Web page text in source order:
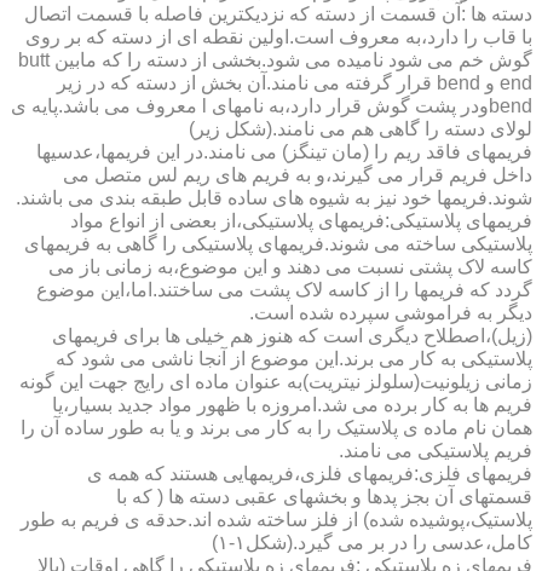
دسته ها :آن قسمت از دسته که نزدیکترین فاصله با قسمت اتصال
با قاب را دارد،به معروف است.اولین نقطه ای از دسته که بر روی
گوش خم می شود نامیده می شود.بخشی از دسته را که مابین butt
end و bend قرار گرفته می نامند.آن بخش از دسته که در زیر
bendودر پشت گوش قرار دارد،به نامهای l معروف می باشد.پایه ی
لولای دسته را گاهی هم می نامند.(شکل زیر)
فریمهای فاقد ریم را (مان تینگز) می نامند.در این فریمها،عدسیها
داخل فریم قرار می گیرند،و به فریم های ریم لس متصل می
شوند.فریمها خود نیز به شیوه های ساده قابل طبقه بندی می باشند.
فریمهای پلاستیکی:فریمهای پلاستیکی،از بعضی از انواع مواد
پلاستیکی ساخته می شوند.فریمهای پلاستیکی را گاهی به فریمهای
کاسه لاک پشتی نسبت می دهند و این موضوع،به زمانی باز می
گردد که فریمها را از کاسه لاک پشت می ساختند.اما،این موضوع
دیگر به فراموشی سپرده شده است.
(زیل)،اصطلاح دیگری است که هنوز هم خیلی ها برای فریمهای
پلاستیکی به کار می برند.این موضوع از آنجا ناشی می شود که
زمانی زیلونیت(سلولز نیتریت)به عنوان ماده ای رایج جهت این گونه
فریم ها به کار برده می شد.امروزه با ظهور مواد جدید بسیار،یا
همان نام ماده ی پلاستیک را به کار می برند و یا به طور ساده آن را
فریم پلاستیکی می نامند.
فریمهای فلزی:فریمهای فلزی،فریمهایی هستند که همه ی
قسمتهای آن بجز پدها و بخشهای عقبی دسته ها ( که با
پلاستیک،پوشیده شده) از فلز ساخته شده اند.حدقه ی فریم به طور
کامل،عدسی را در بر می گیرد.(شکل۱-۱)
فریمهای زه پلاستیکی :فریمهای زه پلاستیکی را گاهی اوقات (بالا